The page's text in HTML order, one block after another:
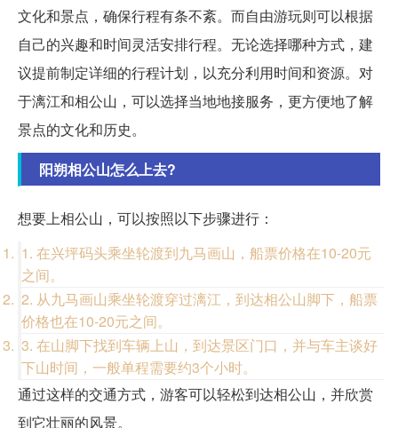
文化和景点，确保行程有条不紊。而自由游玩则可以根据
自己的兴趣和时间灵活安排行程。无论选择哪种方式，建
议提前制定详细的行程计划，以充分利用时间和资源。对
于漓江和相公山，可以选择当地地接服务，更方便地了解
景点的文化和历史。
阳朔相公山怎么上去?
想要上相公山，可以按照以下步骤进行：
1. 在兴坪码头乘坐轮渡到九马画山，船票价格在10-20元
之间。
2. 从九马画山乘坐轮渡穿过漓江，到达相公山脚下，船票
价格也在10-20元之间。
3. 在山脚下找到车辆上山，到达景区门口，并与车主谈好
下山时间，一般单程需要约3个小时。
通过这样的交通方式，游客可以轻松到达相公山，并欣赏
到它壮丽的风景。